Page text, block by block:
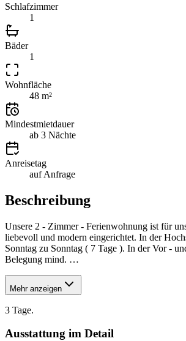
Schlafzimmer
1
Bäder
1
Wohnfläche
48 m²
Mindestmietdauer
ab 3 Nächte
Anreisetag
auf Anfrage
Beschreibung
Unsere 2 - Zimmer - Ferienwohnung ist für
liebevoll und modern eingerichtet. In der
Sonntag zu Sonntag ( 7 Tage ). In der Vor -
Belegung mind. …
Mehr anzeigen
3 Tage.
Ausstattung im Detail